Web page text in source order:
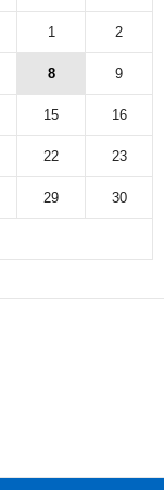
1 2
8 9
15 16
22 23
29 30